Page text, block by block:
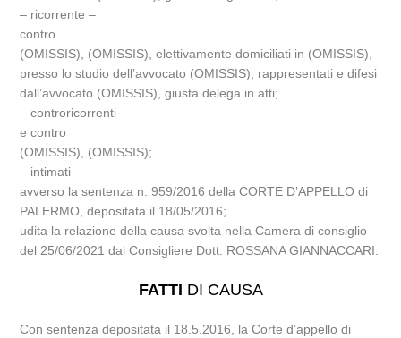
– ricorrente –
contro
(OMISSIS), (OMISSIS), elettivamente domiciliati in (OMISSIS),
presso lo studio dell’avvocato (OMISSIS), rappresentati e difesi
dall’avvocato (OMISSIS), giusta delega in atti;
– controricorrenti –
e contro
(OMISSIS), (OMISSIS);
– intimati –
avverso la sentenza n. 959/2016 della CORTE D’APPELLO di
PALERMO, depositata il 18/05/2016;
udita la relazione della causa svolta nella Camera di consiglio
del 25/06/2021 dal Consigliere Dott. ROSSANA GIANNACCARI.
FATTI DI CAUSA
Con sentenza depositata il 18.5.2016, la Corte d’appello di